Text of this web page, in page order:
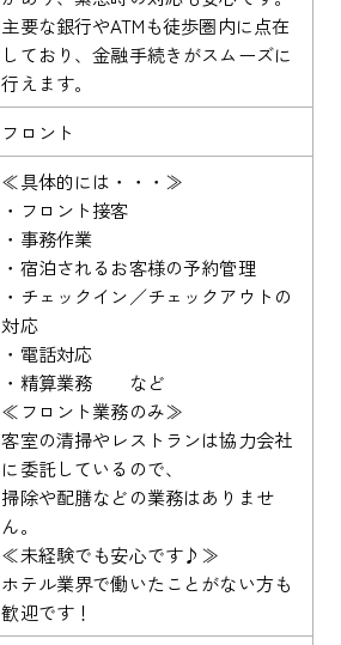
主要な銀行やATMも徒歩圏内に点在
しており、金融手続きがスムーズに
行えます。
フロント
≪具体的には・・・≫
・フロント接客
・事務作業
・宿泊されるお客様の予約管理
・チェックイン／チェックアウトの
対応
・電話対応
・精算業務 など
≪フロント業務のみ≫
客室の清掃やレストランは協力会社
に委託しているので、
掃除や配膳などの業務はありませ
ん。
≪未経験でも安心です♪≫
ホテル業界で働いたことがない方も
歓迎です！